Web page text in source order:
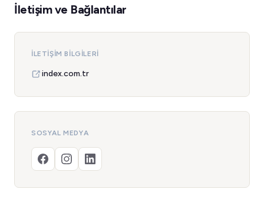
İletişim ve Bağlantılar
İLETIŞIM BILGILERI
index.com.tr
SOSYAL MEDYA